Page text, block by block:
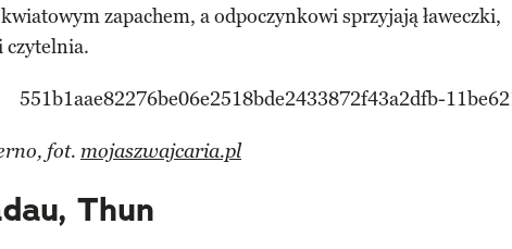
zapachem, a odpoczynkowi sprzyjają ławeczki,
czytelnia.
fot. mojaszwajcaria.pl
Thun